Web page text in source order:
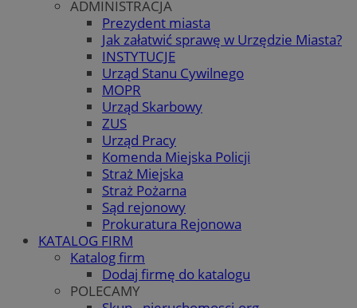
ADMINISTRACJA
Prezydent miasta
Jak załatwić sprawę w Urzędzie Miasta?
INSTYTUCJE
Urząd Stanu Cywilnego
MOPR
Urząd Skarbowy
ZUS
Urząd Pracy
Komenda Miejska Policji
Straż Miejska
Straż Pożarna
Sąd rejonowy
Prokuratura Rejonowa
KATALOG FIRM
Katalog firm
Dodaj firmę do katalogu
POLECAMY